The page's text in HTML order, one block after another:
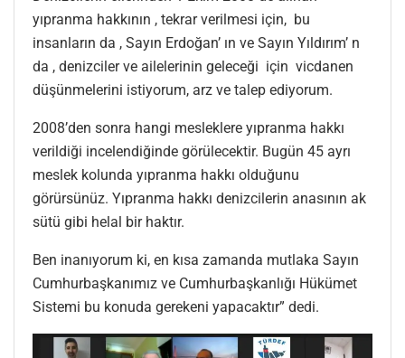
yıpranma hakkının , tekrar verilmesi için, bu
insanların da , Sayın Erdoğan’ ın ve Sayın Yıldırım’ n
da , denizciler ve ailelerinin geleceği için vicdanen
düşünmelerini istiyorum, arz ve talep ediyorum.
2008’den sonra hangi mesleklere yıpranma hakkı
verildiği incelendiğinde görülecektir. Bugün 45 ayrı
meslek kolunda yıpranma hakkı olduğunu
görürsünüz. Yıpranma hakkı denizcilerin anasının ak
sütü gibi helal bir haktır.
Ben inanıyorum ki, en kısa zamanda mutlaka Sayın
Cumhurbaşkanımız ve Cumhurbaşkanlığı Hükümet
Sistemi bu konuda gerekeni yapacaktır” dedi.